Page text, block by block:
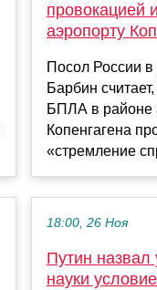
провокацией
аэропорту
Посол России
Барбин
БПЛА в районе
Копенгагена
«стремление
18:00, 26 Ноя
Путин назвал
науки